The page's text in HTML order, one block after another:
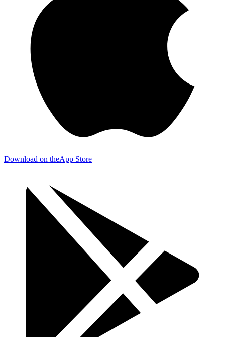
Download on theApp Store